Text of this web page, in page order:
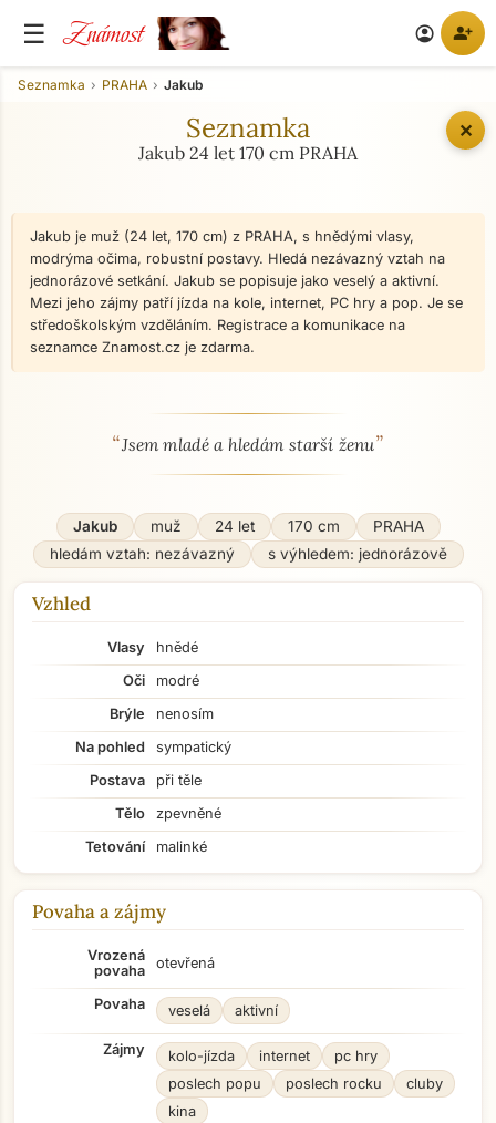
☰ Známost account_circle person_add
✕
Seznamka PRAHA Jakub
Seznamka
Jakub 24 let 170 cm PRAHA
Jakub je muž (24 let, 170 cm) z PRAHA, s hnědými vlasy,
modrýma očima, robustní postavy. Hledá nezávazný vztah na
jednorázové setkání. Jakub se popisuje jako veselý a aktivní.
Mezi jeho zájmy patří jízda na kole, internet, PC hry a pop. Je se
středoškolským vzděláním. Registrace a komunikace na
seznamce Znamost.cz je zdarma.
O mně - seznamka profil
“Jsem mladé a hledám starší ženu”
Jakub muž 24 let 170 cm
PRAHA
hledám vztah: nezávazný
s výhledem: jednorázově
Vzhled
Vlasy
hnědé
Oči
modré
Brýle
nenosím
Na pohled
sympatický
Postava
při těle
Tělo
zpevněné
Tetování
malinké
Povaha a zájmy
Vrozená
povaha
otevřená
Povaha veselá aktivní
Zájmy kolo-jízda internet
pc hry
poslech popu
poslech rocku
cluby
kina